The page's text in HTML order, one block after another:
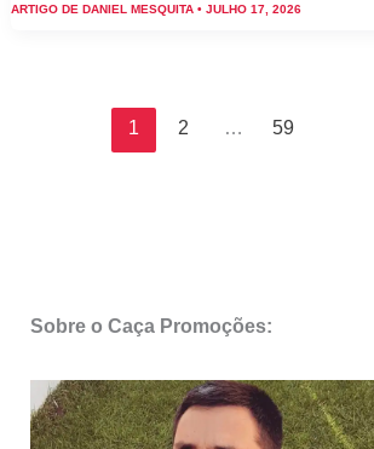
julho
ARTIGO DE DANIEL MESQUITA • JULHO 17, 2026
1 2 … 59
Sobre o Caça Promoções: